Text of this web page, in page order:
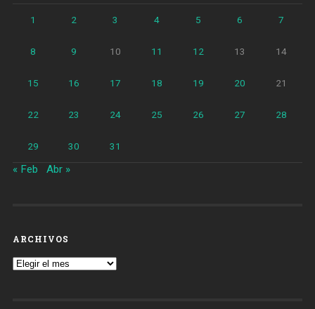
1 2 3 4 5 6 7
8 9 10 11 12 13 14
15 16 17 18 19 20 21
22 23 24 25 26 27 28
29 30 31
« Feb Abr »
ARCHIVOS
Archivos